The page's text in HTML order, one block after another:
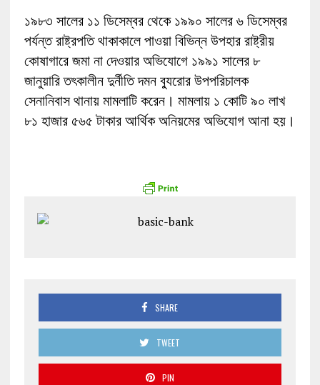
১৯৮৩ সালের ১১ ডিসেম্বর থেকে ১৯৯০ সালের ৬ ডিসেম্বর
পর্যন্ত রাষ্ট্রপতি থাকাকালে পাওয়া বিভিন্ন উপহার রাষ্ট্রীয়
কোষাগারে জমা না দেওয়ার অভিযোগে ১৯৯১ সালের ৮
জানুয়ারি তৎকালীন দুর্নীতি দমন ব্যুরোর উপপরিচালক
সেনানিবাস থানায় মামলাটি করেন। মামলায় ১ কোটি ৯০ লাখ
৮১ হাজার ৫৬৫ টাকার আর্থিক অনিয়মের অভিযোগ আনা হয়।
SHARE
TWEET
PIN